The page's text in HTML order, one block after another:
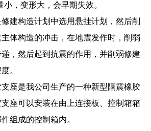
，变形大，会早期失效。
建构造计划中选用悬挂计划，然后削
体构造的冲击，在地震发作时，削弱
，然后起到抗震的作用，并削弱修建
。
座是我公司生产的一种新型隔震橡胶
座可以安装在由上连接板、控制箱箱
组成的控制箱内。